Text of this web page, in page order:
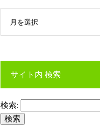
月を選択
サイト内 検索
検索: